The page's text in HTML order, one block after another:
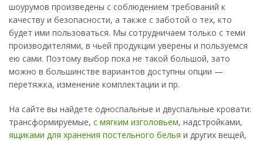
шоурумов произведены с соблюдением требований к
качеству и безопасности, а также с заботой о тех, кто
будет ими пользоваться. Мы сотрудничаем только с теми
производителями, в чьей продукции уверены и пользуемся
ею сами. Поэтому выбор пока не такой большой, зато
можно в большинстве вариантов доступны опции —
перетяжка, изменение комплектации и пр.
На сайте вы найдете односпальные и двуспальные кровати:
трансформируемые, с мягким изголовьем, надстройками,
ящиками для хранения постельного белья и других вещей,